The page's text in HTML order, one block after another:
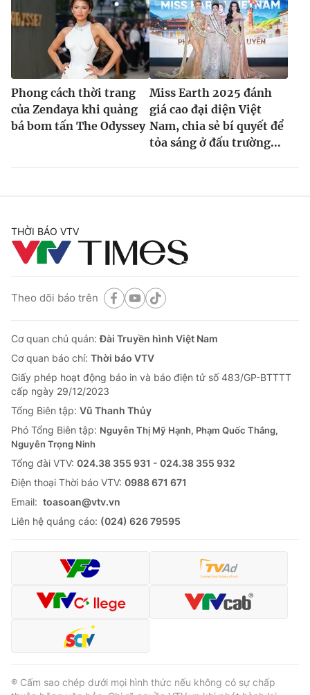
Phong cách thời trang
của Zendaya khi quảng
bá bom tấn The Odyssey
Miss Earth 2025 đánh
giá cao đại diện Việt
Nam, chia sẻ bí quyết để
tỏa sáng ở đấu trường...
THỜI BÁO VTV
Theo dõi báo trên
Cơ quan chủ quản:Đài Truyền hình Việt Nam
Cơ quan báo chí: Thời báo VTV
Giấy phép hoạt động báo in và báo điện tử số 483/GP-BTTTT
cấp ngày 29/12/2023
Tổng Biên tập: Vũ Thanh Thủy
Phó Tổng Biên tập: Nguyễn Thị Mỹ Hạnh, Phạm Quốc Thắng,
Nguyễn Trọng Ninh
Tổng đài VTV: 024.38 355 931 - 024.38 355 932
Ðiện thoại Thời báo VTV: 0988 671 671
Email: toasoan@vtv.vn
Liên hệ quảng cáo: (024) 626 79595
® Cấm sao chép dưới mọi hình thức nếu không có sự chấp